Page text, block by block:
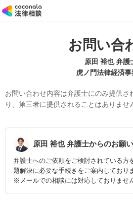
お問い合
原田 裕也 弁護
虎ノ門法律経済
お問い合わせ内容は弁護士にのみ提供さ
り、第三者に提供されることはありませ
原田 裕也 弁護士からのお願い
弁護士へのご依頼をご検討されている方
題解決に必要な手続きをご案内しており
※メールでの相談には対応しておりませ